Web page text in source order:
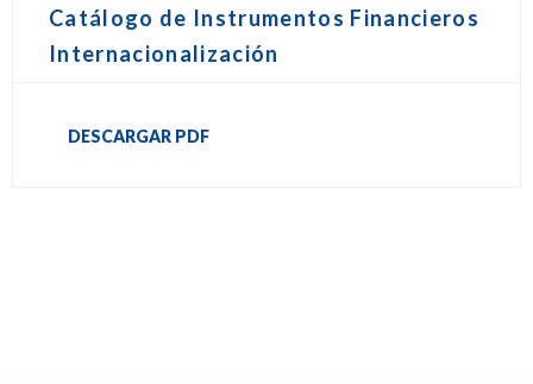
Catálogo de Instrumentos Financieros
Internacionalización
DESCARGAR PDF